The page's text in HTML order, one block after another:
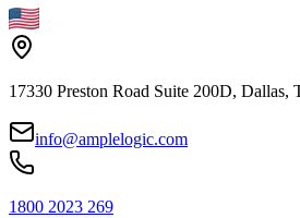
17330 Preston Road Suite 200D, Dallas,
info@amplelogic.com
1800 2023 269